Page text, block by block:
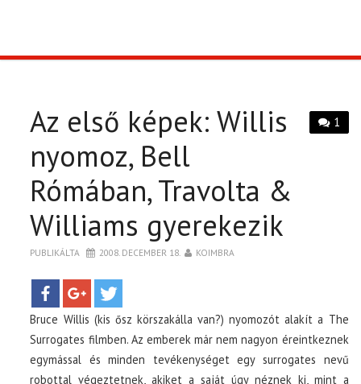
PÓLÓ RENDELÉS
1
Az első képek: Willis
nyomoz, Bell
Rómában, Travolta &
Williams gyerekezik
PUBLIKÁLTA 2008. DECEMBER 18. KOIMBRA
Bruce Willis (kis ősz körszakálla van?) nyomozót alakít a The
Surrogates filmben. Az emberek már nem nagyon éreintkeznek
egymással és minden tevékenységet egy surrogates nevű
robottal végeztetnek, akiket a saját úgy néznek ki, mint a